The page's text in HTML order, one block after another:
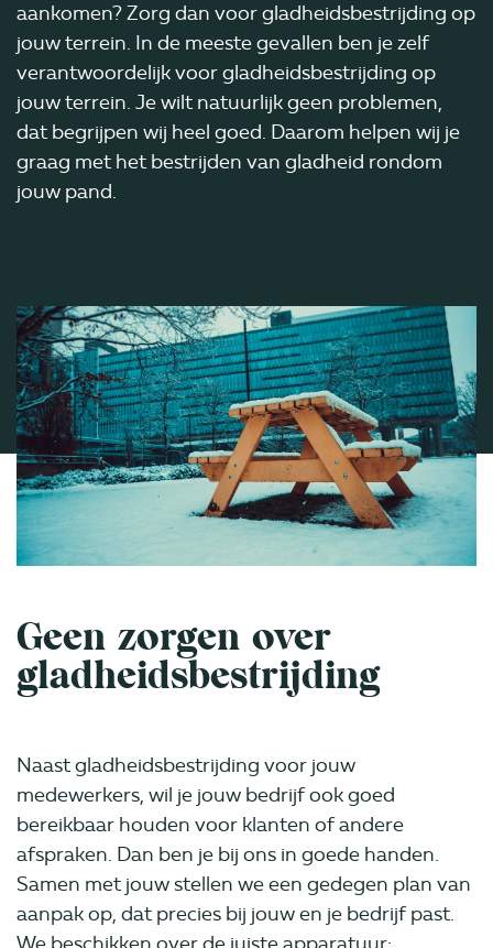
aankomen? Zorg dan voor gladheidsbestrijding op
jouw terrein. In de meeste gevallen ben je zelf
verantwoordelijk voor gladheidsbestrijding op
jouw terrein. Je wilt natuurlijk geen problemen,
dat begrijpen wij heel goed. Daarom helpen wij je
graag met het bestrijden van gladheid rondom
jouw pand.
Geen zorgen over
gladheidsbestrijding
Naast gladheidsbestrijding voor jouw
medewerkers, wil je jouw bedrijf ook goed
bereikbaar houden voor klanten of andere
afspraken. Dan ben je bij ons in goede handen.
Samen met jouw stellen we een gedegen plan van
aanpak op, dat precies bij jouw en je bedrijf past.